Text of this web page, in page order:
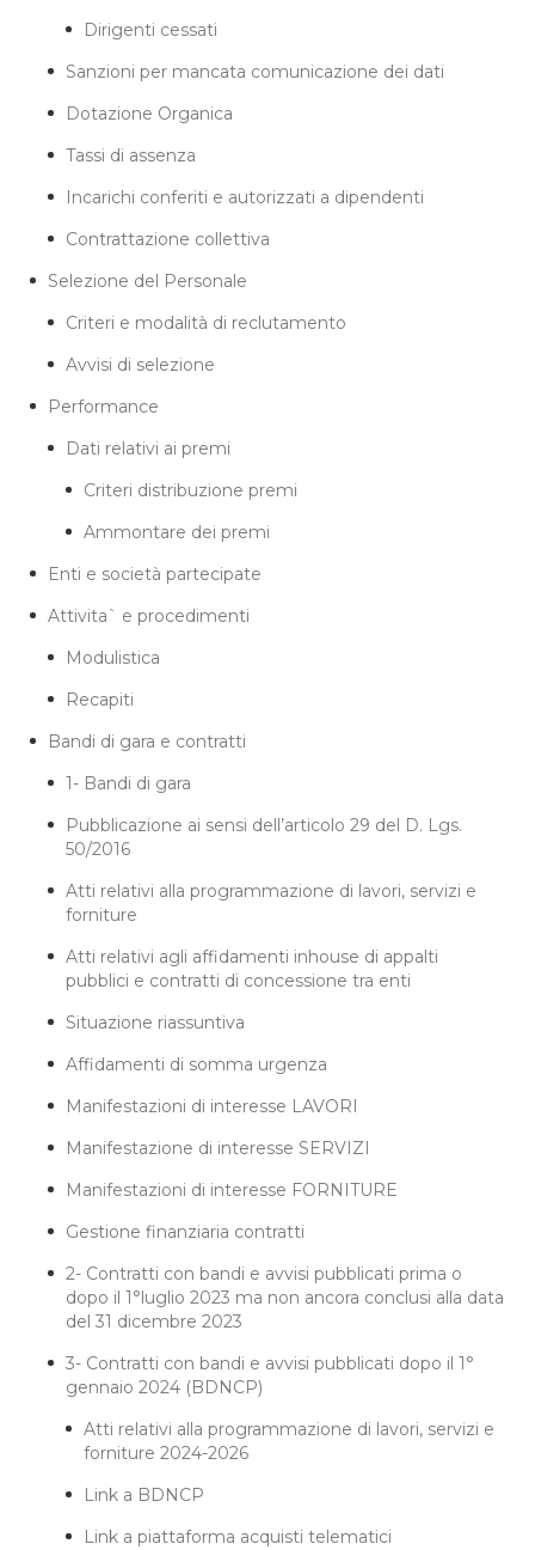
Dirigenti cessati
Sanzioni per mancata comunicazione dei dati
Dotazione Organica
Tassi di assenza
Incarichi conferiti e autorizzati a dipendenti
Contrattazione collettiva
Selezione del Personale
Criteri e modalità di reclutamento
Avvisi di selezione
Performance
Dati relativi ai premi
Criteri distribuzione premi
Ammontare dei premi
Enti e società partecipate
Attivita` e procedimenti
Modulistica
Recapiti
Bandi di gara e contratti
1- Bandi di gara
Pubblicazione ai sensi dell’articolo 29 del D. Lgs.
50/2016
Atti relativi alla programmazione di lavori, servizi e
forniture
Atti relativi agli affidamenti inhouse di appalti
pubblici e contratti di concessione tra enti
Situazione riassuntiva
Affidamenti di somma urgenza
Manifestazioni di interesse LAVORI
Manifestazione di interesse SERVIZI
Manifestazioni di interesse FORNITURE
Gestione finanziaria contratti
2- Contratti con bandi e avvisi pubblicati prima o
dopo il 1°luglio 2023 ma non ancora conclusi alla data
del 31 dicembre 2023
3- Contratti con bandi e avvisi pubblicati dopo il 1°
gennaio 2024 (BDNCP)
Atti relativi alla programmazione di lavori, servizi e
forniture 2024-2026
Link a BDNCP
Link a piattaforma acquisti telematici